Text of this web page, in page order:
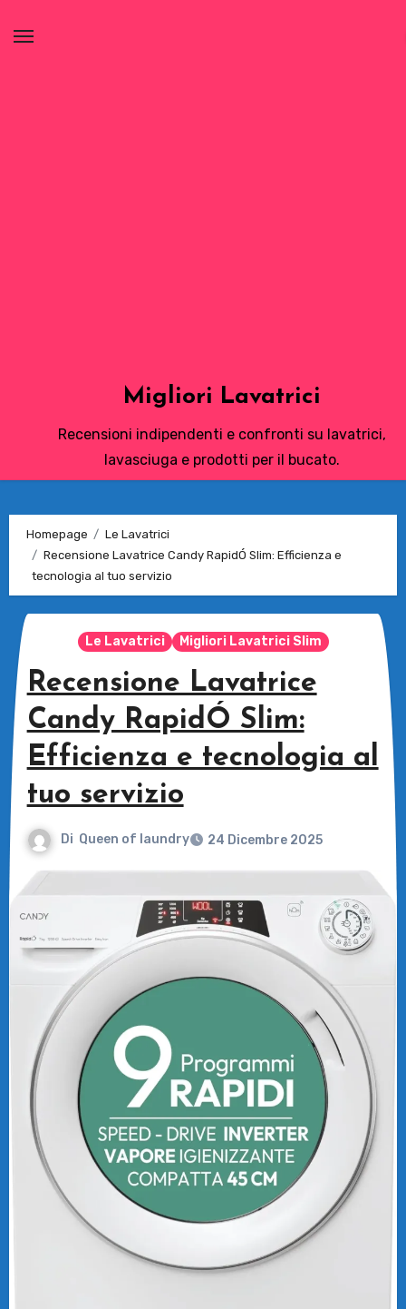
Migliori Lavatrici
Recensioni indipendenti e confronti su lavatrici,
lavasciuga e prodotti per il bucato.
Homepage
Le Lavatrici
Recensione Lavatrice Candy RapidÓ Slim: Efficienza e
tecnologia al tuo servizio
Le Lavatrici Migliori Lavatrici Slim
Recensione Lavatrice
Candy RapidÓ Slim:
Efficienza e tecnologia al
tuo servizio
Di Queen of laundry 24 Dicembre 2025